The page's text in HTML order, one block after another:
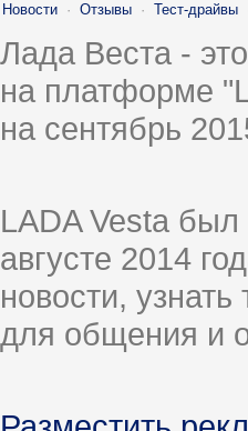
Новости · Отзывы · Тест-драйвы
Лада Веста -
на платформе
на сентябрь
LADA Vesta
августе 2014
новости,
для общения и